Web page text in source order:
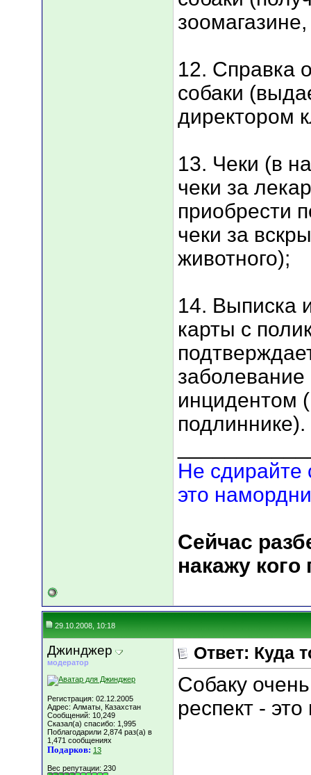
12. Справка
собаки
директором
13. Чеки (в
чеки за
приобрести
чеки за
животного);
14. Выписка
карты с
инцидентом
подлиннике).
Не сдирайте
это
Сейчас
накажу кого
29.10.2008, 10:18
Джинджер
модератор
Регистрация: 02.12.2005
Адрес: Алматы, Казахстан
Сообщений: 10,249
Сказал(а) спасибо: 1,995
Поблагодарили 2,874 раз(а) в
1,471 сообщениях
Подарков: 13
Вес репутации: 230
Ответ: Куда
Собаку
респект -